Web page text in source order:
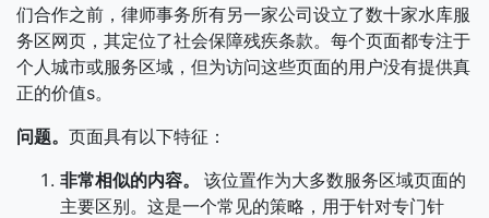
们合作之前，律师事务所有另一家公司设立了数十家水库服
务区网页，其定位了社会保障残疾条款。每个页面都专注于
个人城市或服务区域，但为访问这些页面的用户没有提供真
正的价值s。
问题。 页面具有以下特征：
非常相似的内容。 该位置作为大多数服务区域页面的
主要区别。这是一个常见的策略，用于针对专门针